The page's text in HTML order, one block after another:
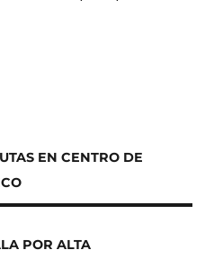
EN CENTRO DE
POR ALTA